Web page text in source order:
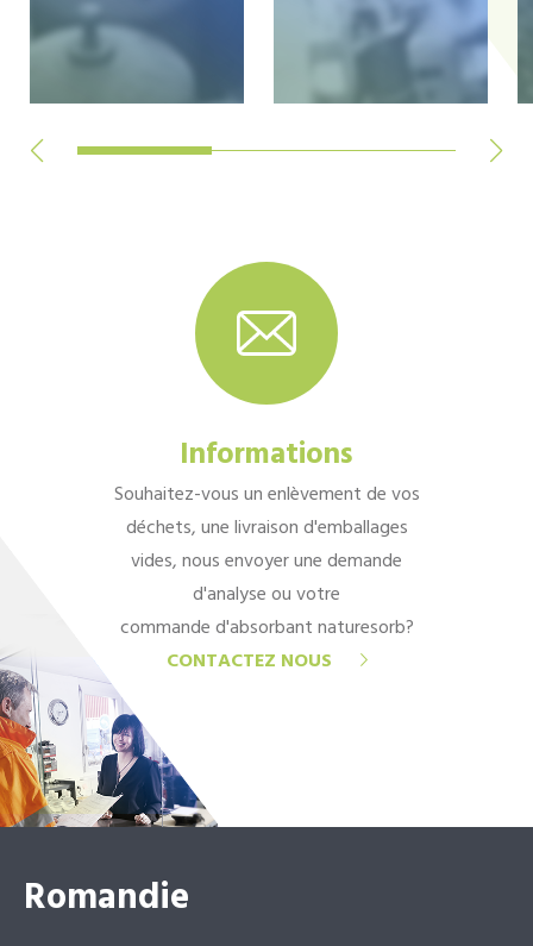
Informations
Souhaitez-vous un enlèvement de vos
déchets, une livraison d'emballages
vides, nous envoyer une demande
d'analyse ou votre
commande d'absorbant naturesorb?
CONTACTEZ NOUS
Romandie